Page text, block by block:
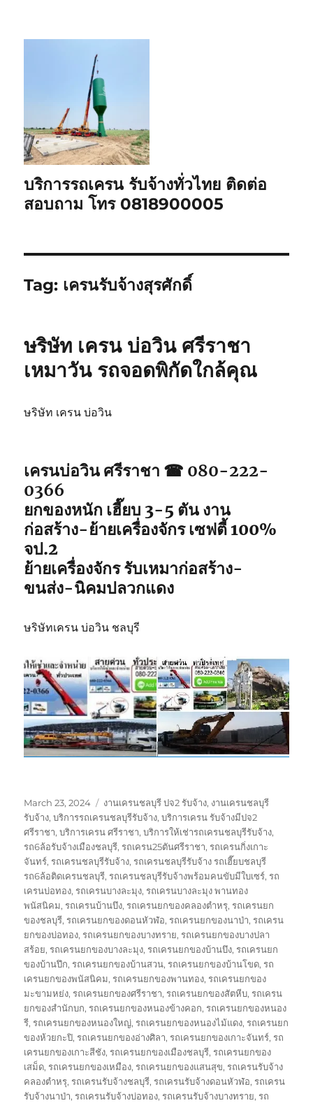
บริการรถเครน รับจ้างทั่วไทย ติดต่อ
สอบถาม โทร 0818900005
Tag: เครนรับจ้างสุรศักดิ์
ษริษัท เครน บ่อวิน ศรีราชา
เหมาวัน รถจอดพิกัดใกล้คุณ
ษริษัท เครน บ่อวิน
เครนบ่อวิน ศรีราชา ☎ 080-222-
0366
ยกของหนัก เฮี๊ยบ 3-5 ตัน งาน
ก่อสร้าง-ย้ายเครื่องจักร เซฟตี้ 100%
จป.2
ย้ายเครื่องจักร รับเหมาก่อสร้าง-
ขนส่ง-นิคมปลวกแดง
ษริษัทเครน บ่อวิน ชลบุรี
Posted
on
March 23, 2024 Tags
งานเครนชลบุรี ปจ2 รับจ้าง, งานเครนชลบุรี
รับจ้าง,บริการรถเครนชลบุรีรับจ้าง,บริการเครน รับจ้างมีปจ2
ศรีราชา,บริการเครน ศรีราชา,บริการให้เช่ารถเครนชลบุรีรับจ้าง,
รถ6ล้อรับจ้างเมืองชลบุรี,รถเครน25ตันศรีราชา,รถเครนกิ่งเกาะ
จันทร์,รถเครนชลบุรีรับจ้าง,รถเครนชลบุรีรับจ้าง รถเฮี๊ยบชลบุรี
รถ6ล้อติดเครนชลบุรี,รถเครนชลบุรีรับจ้างพร้อมคนขับมีใบเซร์,รถ
เครนบ่อทอง,รถเครนบางละมุง,รถเครนบางละมุง พานทอง
พนัสนิคม,รถเครนบ้านบึง,รถเครนยกของคลองตำหรุ,รถเครนยก
ของชลบุรี,รถเครนยกของดอนหัวฬ่อ,รถเครนยกของนาป่า,รถเครน
ยกของบ่อทอง,รถเครนยกของบางทราย,รถเครนยกของบางปลา
สร้อย,รถเครนยกของบางละมุง,รถเครนยกของบ้านบึง,รถเครนยก
ของบ้านปึก,รถเครนยกของบ้านสวน,รถเครนยกของบ้านโขด,รถ
เครนยกของพนัสนิคม,รถเครนยกของพานทอง,รถเครนยกของ
มะขามหย่ง,รถเครนยกของศรีราชา,รถเครนยกของสัตหีบ,รถเครน
ยกของสำนักบก,รถเครนยกของหนองข้างคอก,รถเครนยกของหนอง
รี,รถเครนยกของหนองใหญ่,รถเครนยกของหนองไม้แดง,รถเครนยก
ของห้วยกะปิ,รถเครนยกของอ่างศิลา,รถเครนยกของเกาะจันทร์,รถ
เครนยกของเกาะสีชัง,รถเครนยกของเมืองชลบุรี,รถเครนยกของ
เสม็ด,รถเครนยกของเหมือง,รถเครนยกของแสนสุข,รถเครนรับจ้าง
คลองตำหรุ,รถเครนรับจ้างชลบุรี,รถเครนรับจ้างดอนหัวฬ่อ,รถเครน
รับจ้างนาป่า,รถเครนรับจ้างบ่อทอง,รถเครนรับจ้างบางทราย,รถ